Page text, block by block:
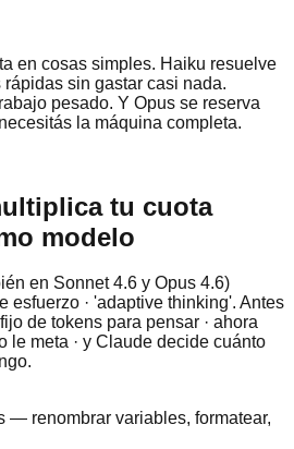
en cosas simples. Haiku resuelve
sin gastar casi nada.
pesado. Y Opus se reserva
la máquina completa.
tu cuota
modelo
en Sonnet 4.6 y Opus 4.6)
esfuerzo · 'adaptive thinking'. Antes
de tokens para pensar · ahora
le meta · y Claude decide cuánto
— renombrar variables, formatear,